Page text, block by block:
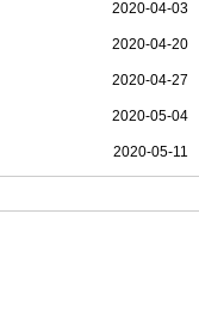
2020-04-03
2020-04-20
2020-04-27
2020-05-04
2020-05-11